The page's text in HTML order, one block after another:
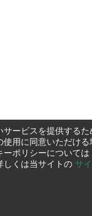
サービスを提供する
使用に同意いただけ
ーポリシーについて
しくは当サイトの サ